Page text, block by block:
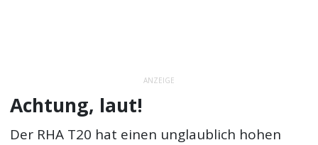
ANZEIGE
Achtung, laut!
Der RHA T20 hat einen unglaublich hohen